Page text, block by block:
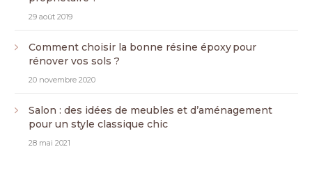
29 août 2019
Comment choisir la bonne résine époxy pour
rénover vos sols ?
20 novembre 2020
Salon : des idées de meubles et d’aménagement
pour un style classique chic
28 mai 2021